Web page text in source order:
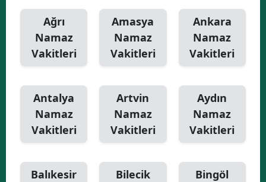
Ağrı
Namaz
Vakitleri
Amasya
Namaz
Vakitleri
Ankara
Namaz
Vakitleri
Antalya
Namaz
Vakitleri
Artvin
Namaz
Vakitleri
Aydın
Namaz
Vakitleri
Balıkesir
Bilecik
Bingöl